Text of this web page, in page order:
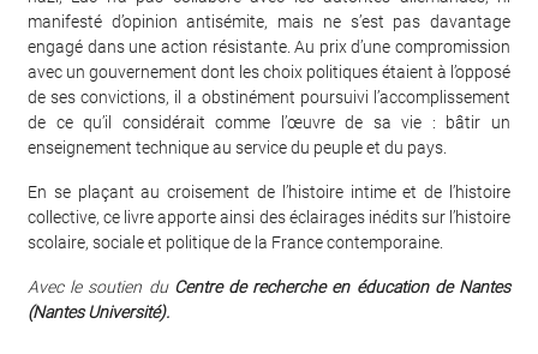
manifesté d’opinion antisémite, mais ne s’est pas davantage
engagé dans une action résistante. Au prix d’une compromission
avec un gouvernement dont les choix politiques étaient à l’opposé
de ses convictions, il a obstinément poursuivi l’accomplissement
de ce qu’il considérait comme l’œuvre de sa vie : bâtir un
enseignement technique au service du peuple et du pays.
En se plaçant au croisement de l’histoire intime et de l’histoire
collective, ce livre apporte ainsi des éclairages inédits sur l’histoire
scolaire, sociale et politique de la France contemporaine.
Avec le soutien du Centre de recherche en éducation de Nantes
(Nantes Université).